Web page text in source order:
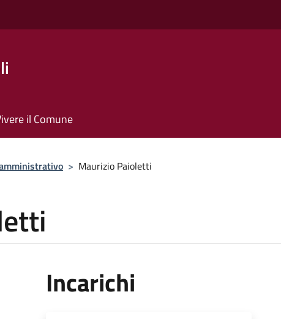
il Comune
> Maurizio Paioletti
Incarichi